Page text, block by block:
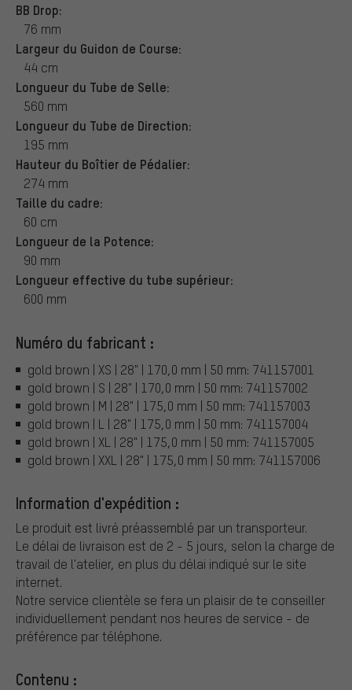
BB Drop:
76 mm
Largeur du Guidon de Course:
44 cm
Longueur du Tube de Selle:
560 mm
Longueur du Tube de Direction:
195 mm
Hauteur du Boîtier de Pédalier:
274 mm
Taille du cadre:
60 cm
Longueur de la Potence:
90 mm
Longueur effective du tube supérieur:
600 mm
Numéro du fabricant :
gold brown | XS | 28" | 170,0 mm | 50 mm: 741157001
gold brown | S | 28" | 170,0 mm | 50 mm: 741157002
gold brown | M | 28" | 175,0 mm | 50 mm: 741157003
gold brown | L | 28" | 175,0 mm | 50 mm: 741157004
gold brown | XL | 28" | 175,0 mm | 50 mm: 741157005
gold brown | XXL | 28" | 175,0 mm | 50 mm: 741157006
Information d'expédition :
Le produit est livré préassemblé par un transporteur.
Le délai de livraison est de 2 - 5 jours, selon la charge de
travail de l'atelier, en plus du délai indiqué sur le site
internet.
Notre service clientèle se fera un plaisir de te conseiller
individuellement pendant nos heures de service - de
préférence par téléphone.
Contenu :